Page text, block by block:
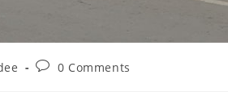
0 Comments